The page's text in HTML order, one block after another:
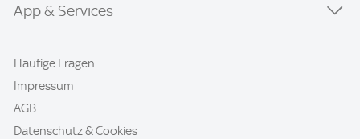
App & Services
Häufige Fragen
Impressum
AGB
Datenschutz & Cookies